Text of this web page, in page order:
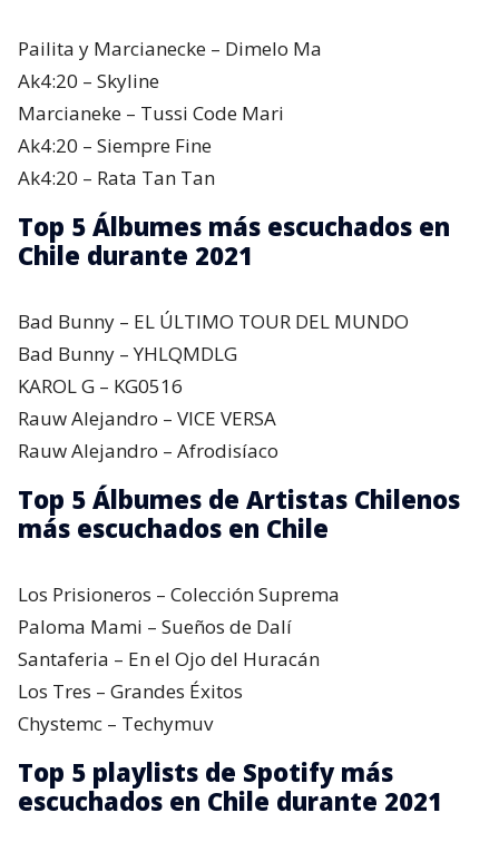
Pailita y Marcianecke – Dimelo Ma
Ak4:20 – Skyline
Marcianeke – Tussi Code Mari
Ak4:20 – Siempre Fine
Ak4:20 – Rata Tan Tan
Top 5 Álbumes más escuchados en
Chile durante 2021
Bad Bunny – EL ÚLTIMO TOUR DEL MUNDO
Bad Bunny – YHLQMDLG
KAROL G – KG0516
Rauw Alejandro – VICE VERSA
Rauw Alejandro – Afrodisíaco
Top 5 Álbumes de Artistas Chilenos
más escuchados en Chile
Los Prisioneros – Colección Suprema
Paloma Mami – Sueños de Dalí
Santaferia – En el Ojo del Huracán
Los Tres – Grandes Éxitos
Chystemc – Techymuv
Top 5 playlists de Spotify más
escuchados en Chile durante 2021